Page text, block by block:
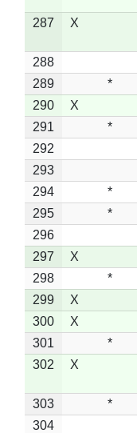
287 X
288
289
*
290
X
291
*
292
293
294
*
295
*
296
297
X
298
*
299
X
300
X
301
*
302
X
303 *
304